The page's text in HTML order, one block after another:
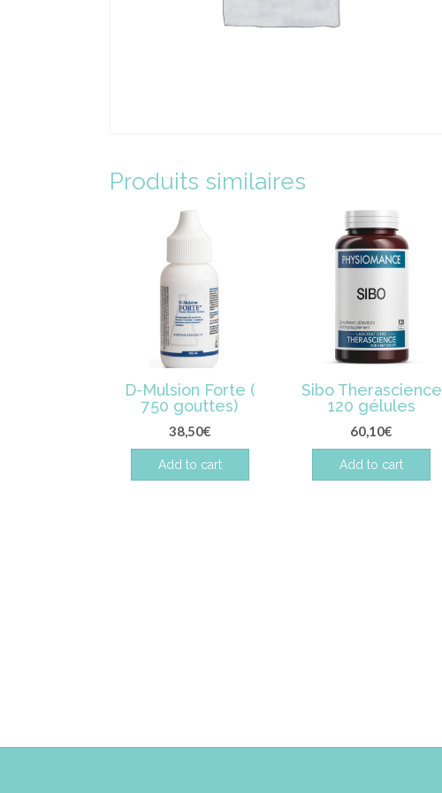
Produits similaires
D-Mulsion Forte (
750 gouttes)
38,50€
Add to cart
Sibo Therascience
120 gélules
60,10€
Add to cart